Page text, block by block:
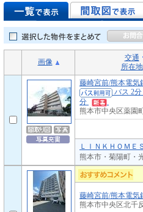
画像
交通
所在地
藤崎宮前/熊本電気
バス 2
分
熊本市中央区薬園
ＬＩＮＫＨＯＭ
熊本市・菊陽町・
藤崎宮前/熊本電気
熊本市中央区北千